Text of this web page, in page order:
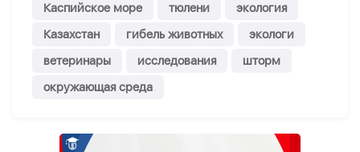
Каспийское море тюлени
экология
Казахстан
гибель животных
экологи
ветеринары
исследования
шторм
окружающая среда